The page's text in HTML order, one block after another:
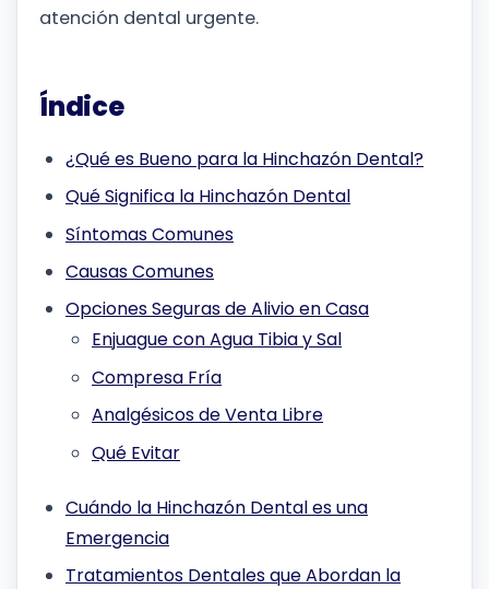
atención dental urgente.
Índice
¿Qué es Bueno para la Hinchazón Dental?
Qué Significa la Hinchazón Dental
Síntomas Comunes
Causas Comunes
Opciones Seguras de Alivio en Casa
Enjuague con Agua Tibia y Sal
Compresa Fría
Analgésicos de Venta Libre
Qué Evitar
Cuándo la Hinchazón Dental es una
Emergencia
Tratamientos Dentales que Abordan la